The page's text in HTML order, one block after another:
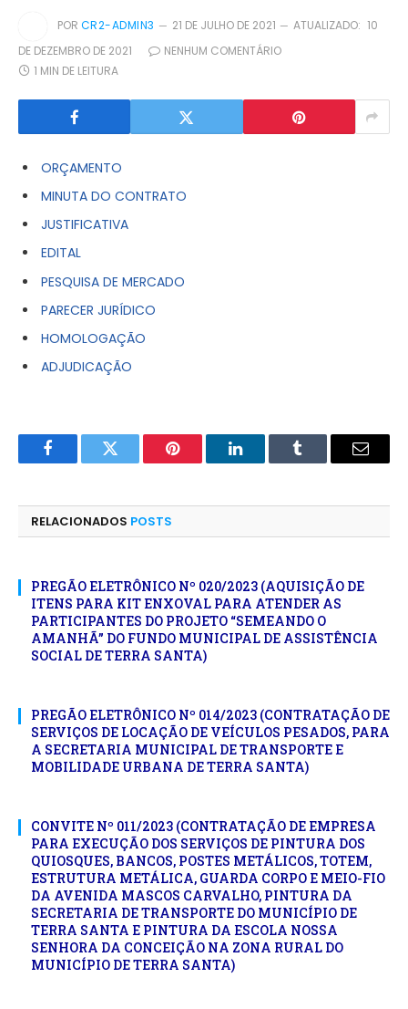
POR CR2-ADMIN3 21 DE JULHO DE 2021 ATUALIZADO: 10
DE DEZEMBRO DE 2021
NENHUM COMENTÁRIO
1 MIN DE LEITURA
ORÇAMENTO
MINUTA DO CONTRATO
JUSTIFICATIVA
EDITAL
PESQUISA DE MERCADO
PARECER JURÍDICO
HOMOLOGAÇÃO
ADJUDICAÇÃO
FacebookTwitter Pinterest LinkedInTumblr
E-
RELACIONADOS POSTS
PREGÃO ELETRÔNICO Nº 020/2023 (AQUISIÇÃO DE
ITENS PARA KIT ENXOVAL PARA ATENDER AS
PARTICIPANTES DO PROJETO “SEMEANDO O
AMANHÃ” DO FUNDO MUNICIPAL DE ASSISTÊNCIA
SOCIAL DE TERRA SANTA)
PREGÃO ELETRÔNICO Nº 014/2023 (CONTRATAÇÃO DE
SERVIÇOS DE LOCAÇÃO DE VEÍCULOS PESADOS, PARA
A SECRETARIA MUNICIPAL DE TRANSPORTE E
MOBILIDADE URBANA DE TERRA SANTA)
CONVITE Nº 011/2023 (CONTRATAÇÃO DE EMPRESA
PARA EXECUÇÃO DOS SERVIÇOS DE PINTURA DOS
QUIOSQUES, BANCOS, POSTES METÁLICOS, TOTEM,
ESTRUTURA METÁLICA, GUARDA CORPO E MEIO-FIO
DA AVENIDA MASCOS CARVALHO, PINTURA DA
SECRETARIA DE TRANSPORTE DO MUNICÍPIO DE
TERRA SANTA E PINTURA DA ESCOLA NOSSA
SENHORA DA CONCEIÇÃO NA ZONA RURAL DO
MUNICÍPIO DE TERRA SANTA)